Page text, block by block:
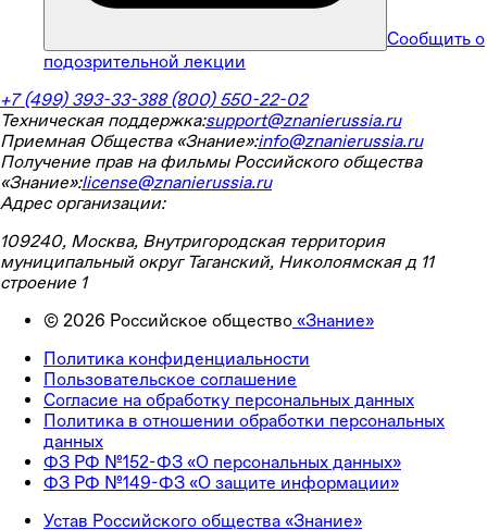
Сообщить о
подозрительной лекции
+7 (499) 393-33-388 (800) 550-22-02
Техническая поддержка:support@znanierussia.ru
Приемная Общества «Знание»:info@znanierussia.ru
Получение прав на фильмы Российского общества
«Знание»:license@znanierussia.ru
Адрес организации:
109240, Москва, Внутригородская территория
муниципальный округ Таганский, Николоямская д 11
строение 1
© 2026 Российское общество «Знание»
Политика конфиденциальности
Пользовательское соглашение
Согласие на обработку персональных данных
Политика в отношении обработки персональных
данных
ФЗ РФ №152-ФЗ «О персональных данных»
ФЗ РФ №149-ФЗ «О защите информации»
Устав Российского общества «Знание»